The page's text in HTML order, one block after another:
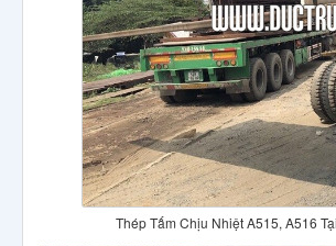
Thép Tấm Chịu Nhiệt A515, A516